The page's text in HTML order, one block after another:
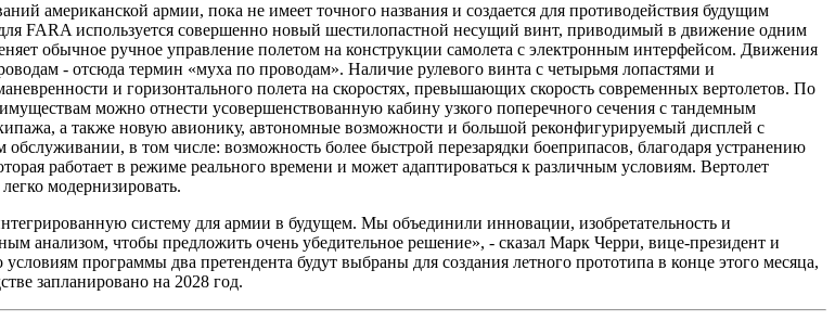
американской армии, пока не имеет точного названия и создается для противодействия будущим
FARA используется совершенно новый шестилопастной несущий винт, приводимый в движение одним
обычное ручное управление полетом на конструкции самолета с электронным интерфейсом. Движения
- отсюда термин «муха по проводам». Наличие рулевого винта с четырьмя лопастями и
и горизонтального полета на скоростях, превышающих скорость современных вертолетов. По
можно отнести усовершенствованную кабину узкого поперечного сечения с тандемным
а также новую авионику, автономные возможности и большой реконфигурируемый дисплей с
в том числе: возможность более быстрой перезарядки боеприпасов, благодаря устранению
работает в режиме реального времени и может адаптироваться к различным условиям. Вертолет
модернизировать.
систему для армии в будущем. Мы объединили инновации, изобретательность и
чтобы предложить очень убедительное решение», - сказал Марк Черри, вице-президент и
программы два претендента будут выбраны для создания летного прототипа в конце этого месяца,
запланировано на 2028 год.